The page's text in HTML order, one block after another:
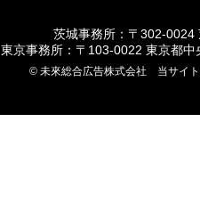
茨城事務所：〒302-0024
東京事務所：〒103-0022 東京都
© 未來総合広告株式会社 当サイ